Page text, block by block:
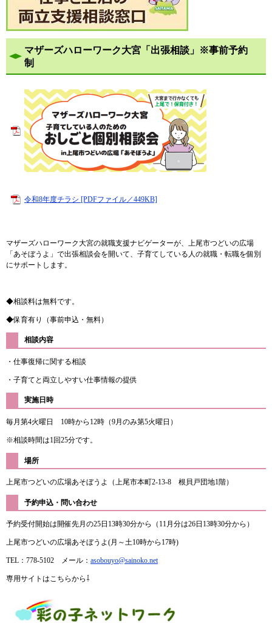
マザーズハローワーク大宮「出張相談」※事前予約
制
令和8年度チラシ [PDFファイル／449KB]
マザーズハローワーク大宮の就職支援ナビゲーターが、上尾市つどいの広場
「あそぼうよ」で出張相談会を開いて、子育てしている人の就職・転職を個別
にサポートします。
◆相談料は無料です。
◆保育有り（事前申込・無料）
相談内容
・仕事復帰に関する相談
・子育てと両立しやすい仕事情報の提供
実施日時
毎月第4火曜日 10時から12時（9月のみ第5火曜日）
※相談時間は1回25分です。
場所
上尾市つどいの広場あそぼうよ（上尾市本町2-13-8 根貝戸団地1階）
予約申込・問い合わせ
予約受付開始は開催先月の25日13時30分から（11月分は26日13時30分から）
上尾市つどいの広場あそぼうよ(月～土10時から17時)
TEL：778-5102 メール： asobouyo@sainoko.net
専用サイトはこちらから⇩